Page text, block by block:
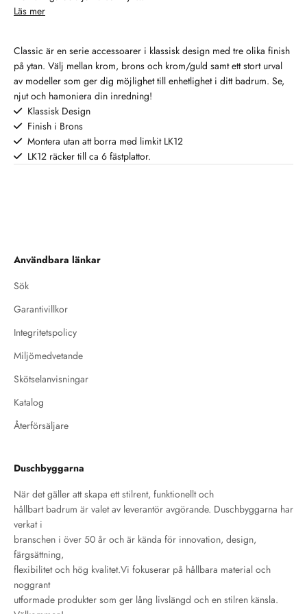
än 45 års erfarenhet har vi
försäkrat oss om hög
kvalitetsnivå genom alla steg i
användande år efter år.
både funktion och estetik i ditt
speglar och förvaringslösningar
– rätt accessoarer hjälper dig att
skapa en harmonisk och
organiserad miljö. Med ett brett
utbud av stilar och material kan
du enkelt sätta en personlig
prägel på ditt badrum, oavsett
om du föredrar en modern,
klassisk eller rustik inredning.
lyxigare upplevelse.
Läs mer
Classic är en serie accessoarer i klassisk design med tre olika finish
på ytan. Välj mellan krom, brons och krom/guld samt ett stort urval
av modeller som ger dig möjlighet till enhetlighet i ditt badrum. Se,
njut och hamoniera din inredning!
Klassisk Design
Finish i Brons
Montera utan att borra med limkit LK12
LK12 räcker till ca 6 fästplattor.
Användbara länkar
Sök
Garantivillkor
Integritetspolicy
Miljömedvetande
Skötselanvisningar
Katalog
Återförsäljare
Duschbyggarna
När det gäller att skapa ett stilrent, funktionellt och
hållbart badrum är valet av leverantör avgörande. Duschbyggarna har
verkat i
branschen i över 50 år och är kända för innovation, design,
färgsättning,
flexibilitet och hög kvalitet.Vi fokuserar på hållbara material och
noggrant
utformade produkter som ger lång livslängd och en stilren känsla.